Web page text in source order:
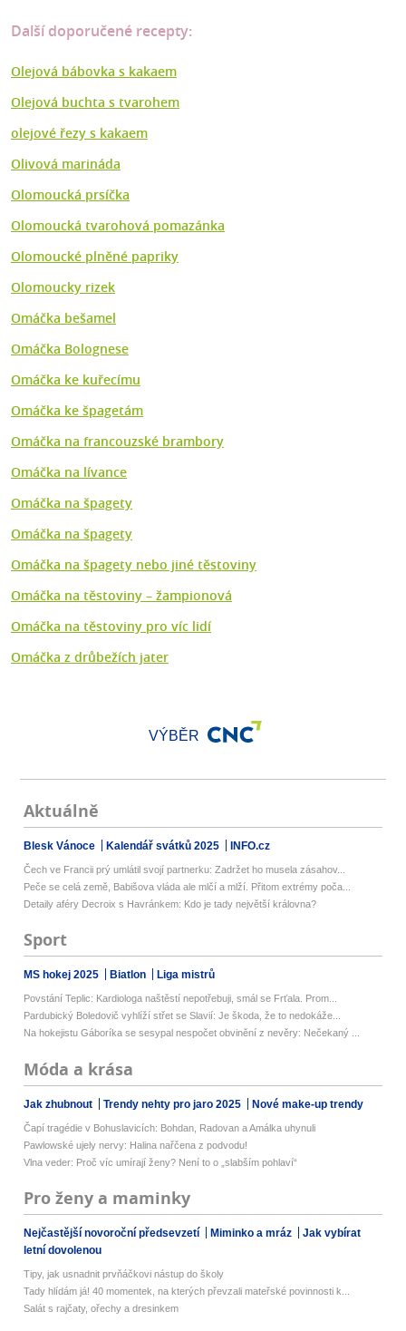
Další doporučené recepty:
Olejová bábovka s kakaem
Olejová buchta s tvarohem
olejové řezy s kakaem
Olivová marináda
Olomoucká prsíčka
Olomoucká tvarohová pomazánka
Olomoucké plněné papriky
Olomoucky rizek
Omáčka bešamel
Omáčka Bolognese
Omáčka ke kuřecímu
Omáčka ke špagetám
Omáčka na francouzské brambory
Omáčka na lívance
Omáčka na špagety
Omáčka na špagety
Omáčka na špagety nebo jiné těstoviny
Omáčka na těstoviny – žampionová
Omáčka na těstoviny pro víc lidí
Omáčka z drůbežích jater
VÝBĚR
Aktuálně
Blesk Vánoce Kalendář svátků 2025 INFO.cz
Čech ve Francii prý umlátil svojí partnerku: Zadržet ho musela zásahov...
Peče se celá země, Babišova vláda ale mlčí a mlží. Přitom extrémy poča...
Detaily aféry Decroix s Havránkem: Kdo je tady největší královna?
Sport
MS hokej 2025 Biatlon Liga mistrů
Povstání Teplic: Kardiologa naštěstí nepotřebuji, smál se Frťala. Prom...
Pardubický Boledovič vyhlíží střet se Slavií: Je škoda, že to nedokáže...
Na hokejistu Gáboríka se sesypal nespočet obvinění z nevěry: Nečekaný ...
Móda a krása
Jak zhubnout Trendy nehty pro jaro 2025 Nové make-up trendy
Čapí tragédie v Bohuslavicích: Bohdan, Radovan a Amálka uhynuli
Pawlowské ujely nervy: Halina nařčena z podvodu!
Vlna veder: Proč víc umírají ženy? Není to o „slabším pohlaví“
Pro ženy a maminky
Nejčastější novoroční předsevzetí Miminko a mráz
Jak vybírat
letní dovolenou
Tipy, jak usnadnit prvňáčkovi nástup do školy
Tady hlídám já! 40 momentek, na kterých převzali mateřské povinnosti k...
Salát s rajčaty, ořechy a dresinkem